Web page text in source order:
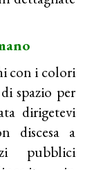
con i colori
spazio per
dirigetevi
discesa a
pubblici